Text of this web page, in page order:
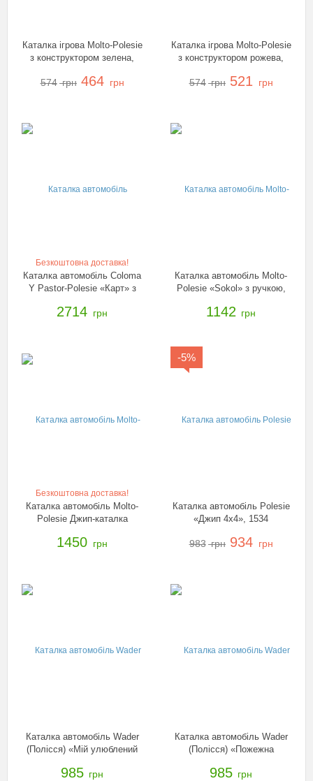
Каталка ігрова Molto-Polesie
з конструктором зелена,
574 грн 464 грн
Каталка ігрова Molto-Polesie
з конструктором рожева,
574 грн 521 грн
Безкоштовна доставка!
Каталка автомобіль Coloma
Y Pastor-Polesie «Карт» з
2714 грн
Каталка автомобіль Molto-
Polesie «Sokol» з ручкою,
1142 грн
Безкоштовна доставка!
Каталка автомобіль Molto-
Polesie Джип-каталка
1450 грн
-5%
Каталка автомобіль Polesie
«Джип 4х4», 1534
983 грн 934 грн
Каталка автомобіль Wader
(Полісся) «Мій улюблений
сигналом, 44617
985 грн
Каталка автомобіль Wader
(Полісся) «Пожежна
сигналом, 42255
985 грн